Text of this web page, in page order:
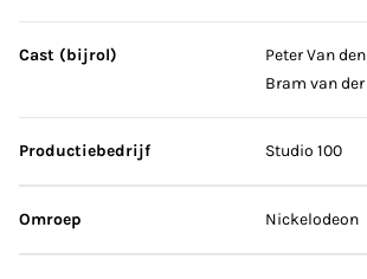
Cast (bijrol)
Peter Van
Bram van
Productiebedrijf Studio 100
Omroep Nickelodeon